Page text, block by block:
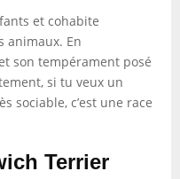
et cohabite
animaux. En
son tempérament posé
si tu veux un
sociable, c’est une race
Terrier